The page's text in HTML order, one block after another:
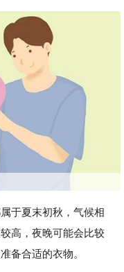
于夏末初秋，气候相
高，夜晚可能会比较
备合适的衣物。